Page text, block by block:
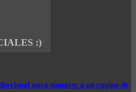
para sumarse a un equipo de
:)